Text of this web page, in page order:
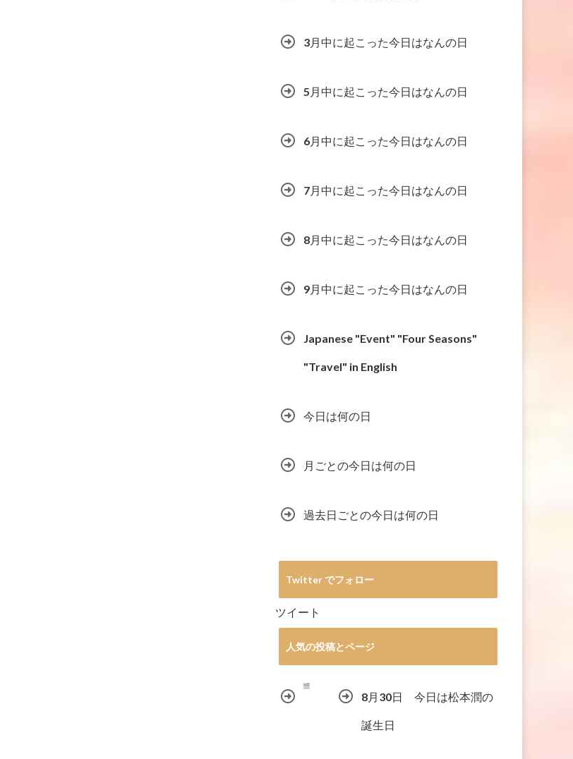
3月中に起こった今日はなんの日
5月中に起こった今日はなんの日
6月中に起こった今日はなんの日
7月中に起こった今日はなんの日
8月中に起こった今日はなんの日
9月中に起こった今日はなんの日
Japanese "Event" "Four Seasons"
"Travel" in English
今日は何の日
月ごとの今日は何の日
過去日ごとの今日は何の日
Twitter でフォロー
ツイート
人気の投稿とページ
8月30日 今日は松本潤の
誕生日